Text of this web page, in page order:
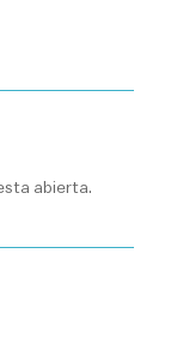
abierta.